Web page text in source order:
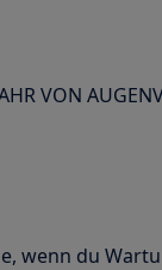
VON
wenn du